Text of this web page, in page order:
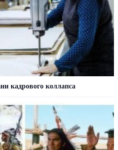
кадрового коллапса